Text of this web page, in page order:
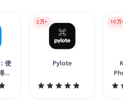
使
更
Pylote
2万+ 10万